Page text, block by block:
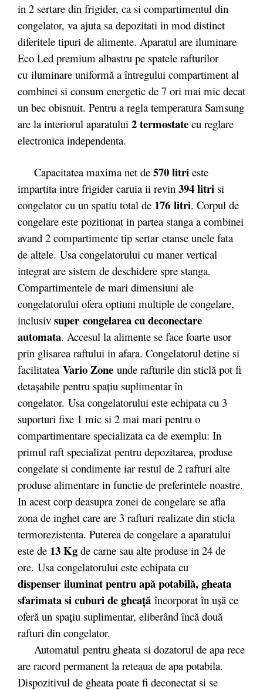
in 2 sertare din frigider, ca si compartimentul din
congelator, va ajuta sa depozitati in mod distinct
diferitele tipuri de alimente. Aparatul are iluminare
Eco Led premium albastru pe spatele rafturilor
cu iluminare uniformă a întregului compartiment al
combinei si consum energetic de 7 ori mai mic decat
un bec obisnuit. Pentru a regla temperatura Samsung
are la interiorul aparatului 2 termostate cu reglare
electronica independenta.
Capacitatea maxima net de 570 litri este
impartita intre frigider caruia ii revin 394 litri si
congelator cu un spatiu total de 176 litri. Corpul de
congelare este pozitionat in partea stanga a combinei
avand 2 compartimente tip sertar etanse unele fata
de altele. Usa congelatorului cu maner vertical
integrat are sistem de deschidere spre stanga.
Compartimentele de mari dimensiuni ale
congelatorului ofera optiuni multiple de congelare,
inclusiv super congelarea cu deconectare
automata. Accesul la alimente se face foarte usor
prin glisarea raftului in afara. Congelatorul detine si
facilitatea Vario Zone unde rafturile din sticlă pot fi
detașabile pentru spațiu suplimentar în
congelator. Usa congelatorului este echipata cu 3
suporturi fixe 1 mic si 2 mai mari pentru o
compartimentare specializata ca de exemplu: In
primul raft specializat pentru depozitarea, produse
congelate si condimente iar restul de 2 rafturi alte
produse alimentare in functie de preferintele noastre.
In acest corp deasupra zonei de congelare se afla
zona de inghet care are 3 rafturi realizate din sticla
termorezistenta. Puterea de congelare a aparatului
este de 13 Kg de carne sau alte produse in 24 de
ore. Usa congelatorului este echipata cu
dispenser iluminat pentru apă potabilă, gheata
sfarimata si cuburi de gheaţă încorporat în uşă ce
oferă un spaţiu suplimentar, eliberând încă două
rafturi din congelator.
Automatul pentru gheata si dozatorul de apa rece
are racord permanent la reteaua de apa potabila.
Dispozitivul de gheata poate fi deconectat si se